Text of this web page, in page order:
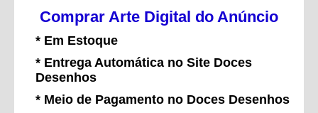
Comprar Arte Digital do Anúncio
* Em Estoque
* Entrega Automática no Site Doces
Desenhos
* Meio de Pagamento no Doces Desenhos